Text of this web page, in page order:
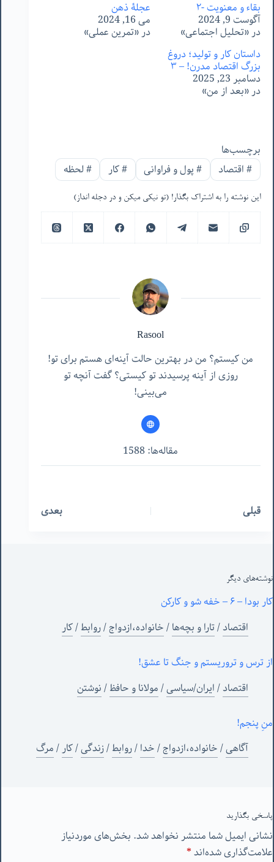
بقاء و معنویت -٢
آگوست 9, 2024
در «تحلیل اجتماعی»
عجلۀ ذهن
می 16, 2024
در «تمرین عملی»
داستان کار و تولید؛ دروغ
بزرگ اقتصاد مدرن! – ۳
دسامبر 23, 2025
در «بعد از من»
برچسب‌ها
#اقتصاد #پول و فراوانی #کار #لحظه
این نوشته را به اشتراک بگذار! (تو نیکی میکن و در دجله انداز)
Rasool
من کیستم؟ من در بهترین حالت آینه‌ای هستم برای تو!
روزی از آینه پرسیدند تو کیستی؟ گفت آنچه تو
می‌بینی!
مقاله‌ها: 1588
قبلی بعدی
نوشته‌های‌ دیگر
کار بودا – ۶ – خفه شو و کارکن
اقتصاد/تارا و بچه‌ها/خانواده،ازدواج/روابط/کار
از ترس و تروریستم و جنگ تا عشق!
اقتصاد/ایران/سیاسی/مولانا و حافظ/نوشتن
منِ پنجم!
آگاهی/خانواده،ازدواج/خدا/روابط/زندگی/کار/مرگ
پاسخی بگذارید
نشانی ایمیل شما منتشر نخواهد شد. بخش‌های موردنیاز
علامت‌گذاری شده‌اند*